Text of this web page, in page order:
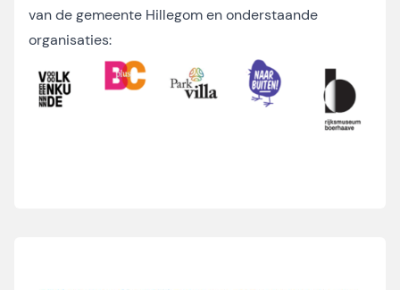
van de gemeente Hillegom en onderstaande
organisaties: